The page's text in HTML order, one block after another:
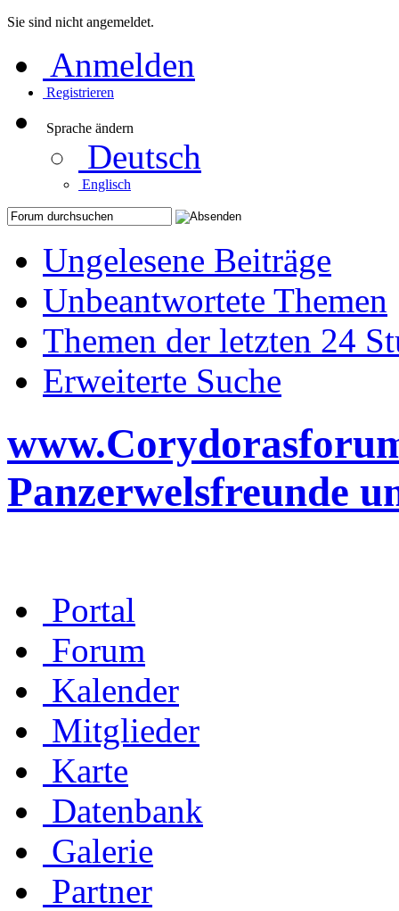
Sie sind nicht angemeldet.
Anmelden
Registrieren
Sprache ändern
Deutsch
Englisch
Ungelesene Beiträge
Unbeantwortete Themen
Themen der letzten 24
Erweiterte Suche
Panzerwelsfreunde
Portal
Forum
Kalender
Mitglieder
Karte
Datenbank
Galerie
Partner